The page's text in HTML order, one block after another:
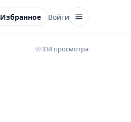
Избранное Войти
334 просмотра